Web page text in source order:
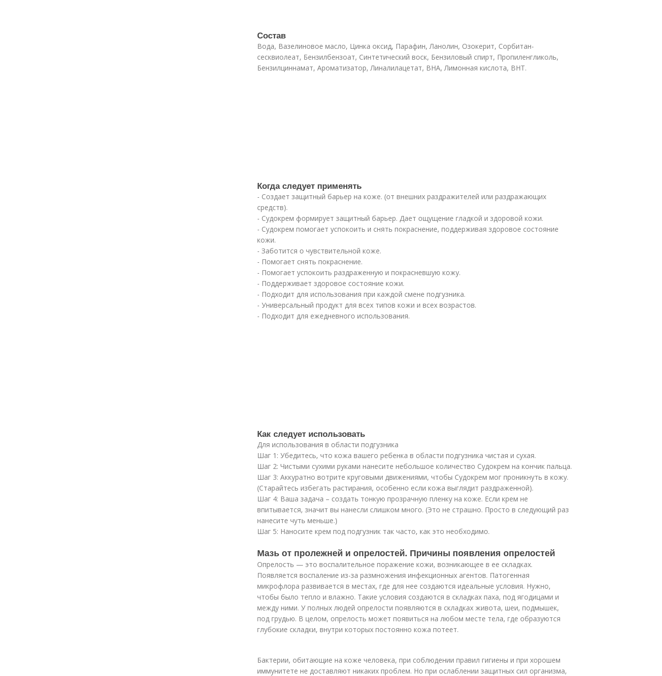
Состав
Вода, Вазелиновое масло, Цинка оксид, Парафин, Ланолин, Озокерит, Сорбитан-
сесквиолеат, Бензилбензоат, Синтетический воск, Бензиловый спирт, Пропиленгликоль,
Бензилциннамат, Ароматизатор, Линалилацетат, BHA, Лимонная кислота, BHT.
Когда следует применять
- Создает защитный барьер на коже. (от внешних раздражителей или раздражающих
средств).
- Судокрем формирует защитный барьер. Дает ощущение гладкой и здоровой кожи.
- Судокрем помогает успокоить и снять покраснение, поддерживая здоровое состояние
кожи.
- Заботится о чувствительной коже.
- Помогает снять покраснение.
- Помогает успокоить раздраженную и покрасневшую кожу.
- Поддерживает здоровое состояние кожи.
- Подходит для использования при каждой смене подгузника.
- Универсальный продукт для всех типов кожи и всех возрастов.
- Подходит для ежедневного использования.
Как следует использовать
Для использования в области подгузника
Шаг 1: Убедитесь, что кожа вашего ребенка в области подгузника чистая и сухая.
Шаг 2: Чистыми сухими руками нанесите небольшое количество Судокрем на кончик пальца.
Шаг 3: Аккуратно вотрите круговыми движениями, чтобы Судокрем мог проникнуть в кожу.
(Старайтесь избегать растирания, особенно если кожа выглядит раздраженной).
Шаг 4: Ваша задача – создать тонкую прозрачную пленку на коже. Если крем не
впитывается, значит вы нанесли слишком много. (Это не страшно. Просто в следующий раз
нанесите чуть меньше.)
Шаг 5: Наносите крем под подгузник так часто, как это необходимо.
Мазь от пролежней и опрелостей. Причины появления опрелостей
Опрелость — это воспалительное поражение кожи, возникающее в ее складках.
Появляется воспаление из-за размножения инфекционных агентов. Патогенная
микрофлора развивается в местах, где для нее создаются идеальные условия. Нужно,
чтобы было тепло и влажно. Такие условия создаются в складках паха, под ягодицами и
между ними. У полных людей опрелости появляются в складках живота, шеи, подмышек,
под грудью. В целом, опрелость может появиться на любом месте тела, где образуются
глубокие складки, внутри которых постоянно кожа потеет.
Бактерии, обитающие на коже человека, при соблюдении правил гигиены и при хорошем
иммунитете не доставляют никаких проблем. Но при ослаблении защитных сил организма,